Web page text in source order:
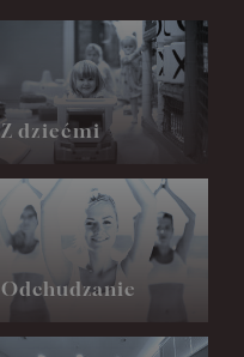
Z dziećmi
Odchudzanie